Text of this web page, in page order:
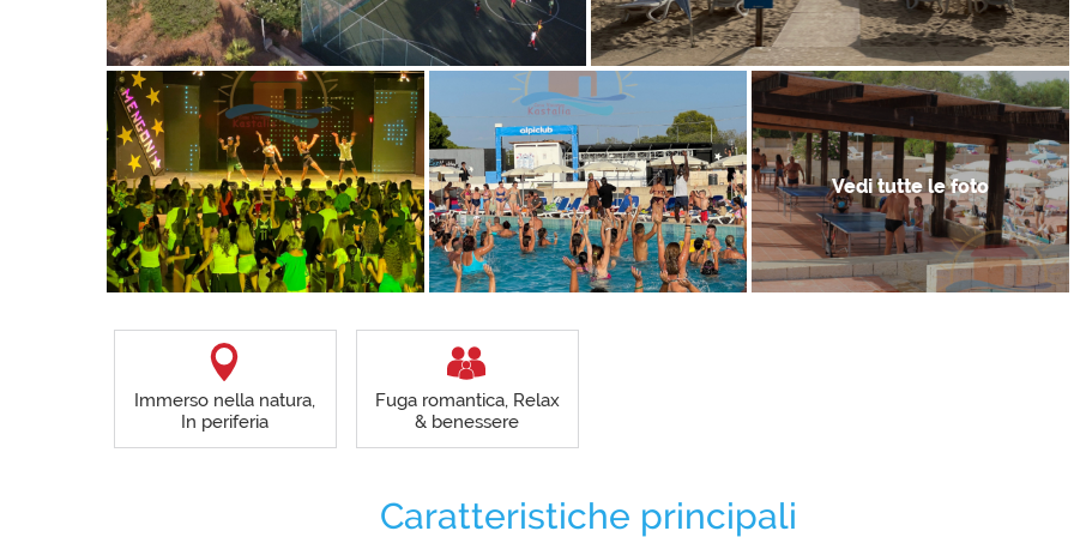
Vedi tutte le foto
Immerso nella natura,
In periferia
Fuga romantica, Relax
& benessere
Caratteristiche principali